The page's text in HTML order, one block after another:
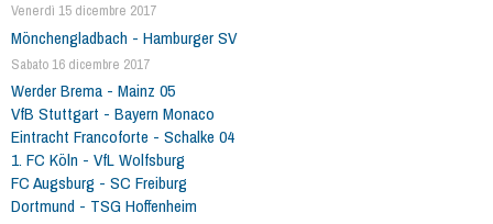
Venerdì 15 dicembre 2017
Mönchengladbach - Hamburger SV
Sabato 16 dicembre 2017
Werder Brema - Mainz 05
VfB Stuttgart - Bayern Monaco
Eintracht Francoforte - Schalke 04
1. FC Köln - VfL Wolfsburg
FC Augsburg - SC Freiburg
Dortmund - TSG Hoffenheim